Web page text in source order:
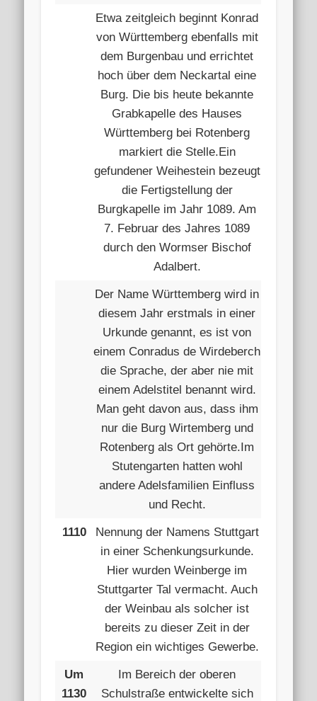
Etwa zeitgleich beginnt Konrad
von Württemberg ebenfalls mit
dem Burgenbau und errichtet
hoch über dem Neckartal eine
Burg. Die bis heute bekannte
Grabkapelle des Hauses
Württemberg bei Rotenberg
markiert die Stelle.Ein
gefundener Weihestein bezeugt
die Fertigstellung der
Burgkapelle im Jahr 1089. Am
7. Februar des Jahres 1089
durch den Wormser Bischof
Adalbert.
Der Name Württemberg wird in
diesem Jahr erstmals in einer
Urkunde genannt, es ist von
einem Conradus de Wirdeberch
die Sprache, der aber nie mit
einem Adelstitel benannt wird.
Man geht davon aus, dass ihm
nur die Burg Wirtemberg und
Rotenberg als Ort gehörte.Im
Stutengarten hatten wohl
andere Adelsfamilien Einfluss
und Recht.
1110
Nennung der Namens Stuttgart
in einer Schenkungsurkunde.
Hier wurden Weinberge im
Stuttgarter Tal vermacht. Auch
der Weinbau als solcher ist
bereits zu dieser Zeit in der
Region ein wichtiges Gewerbe.
Um
1130
Im Bereich der oberen
Schulstraße entwickelte sich